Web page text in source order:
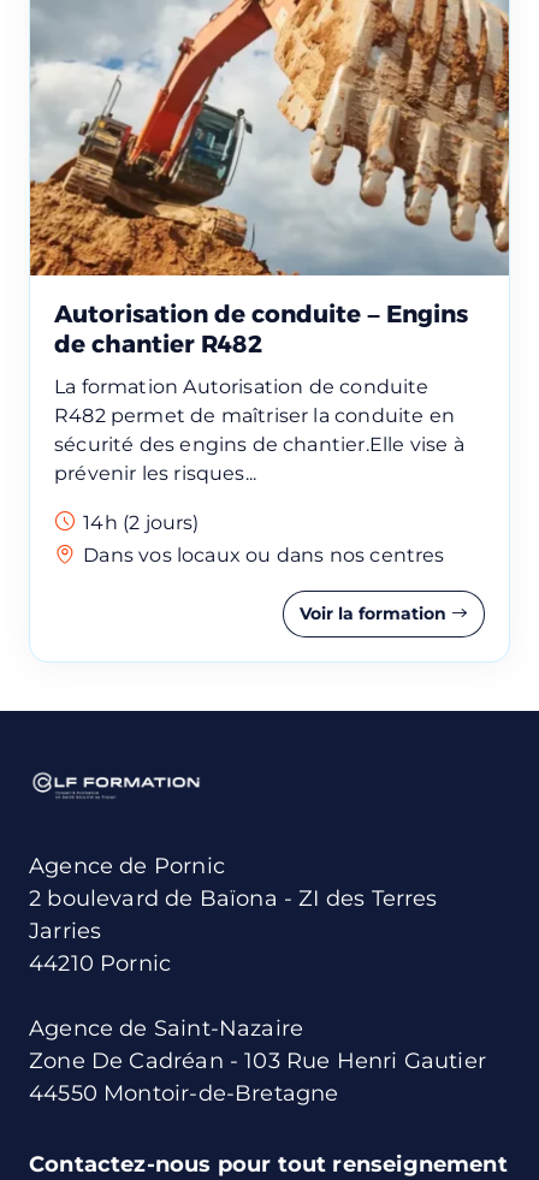
Autorisation de conduite – Engins
de chantier R482
La formation Autorisation de conduite
R482 permet de maîtriser la conduite en
sécurité des engins de chantier.Elle vise à
prévenir les risques...
14h (2 jours)
Dans vos locaux ou dans nos centres
Voir la formation
Agence de Pornic
2 boulevard de Baïona - ZI des Terres
Jarries
44210 Pornic
Agence de Saint-Nazaire
Zone De Cadréan - 103 Rue Henri Gautier
44550 Montoir-de-Bretagne
Contactez-nous pour tout renseignement